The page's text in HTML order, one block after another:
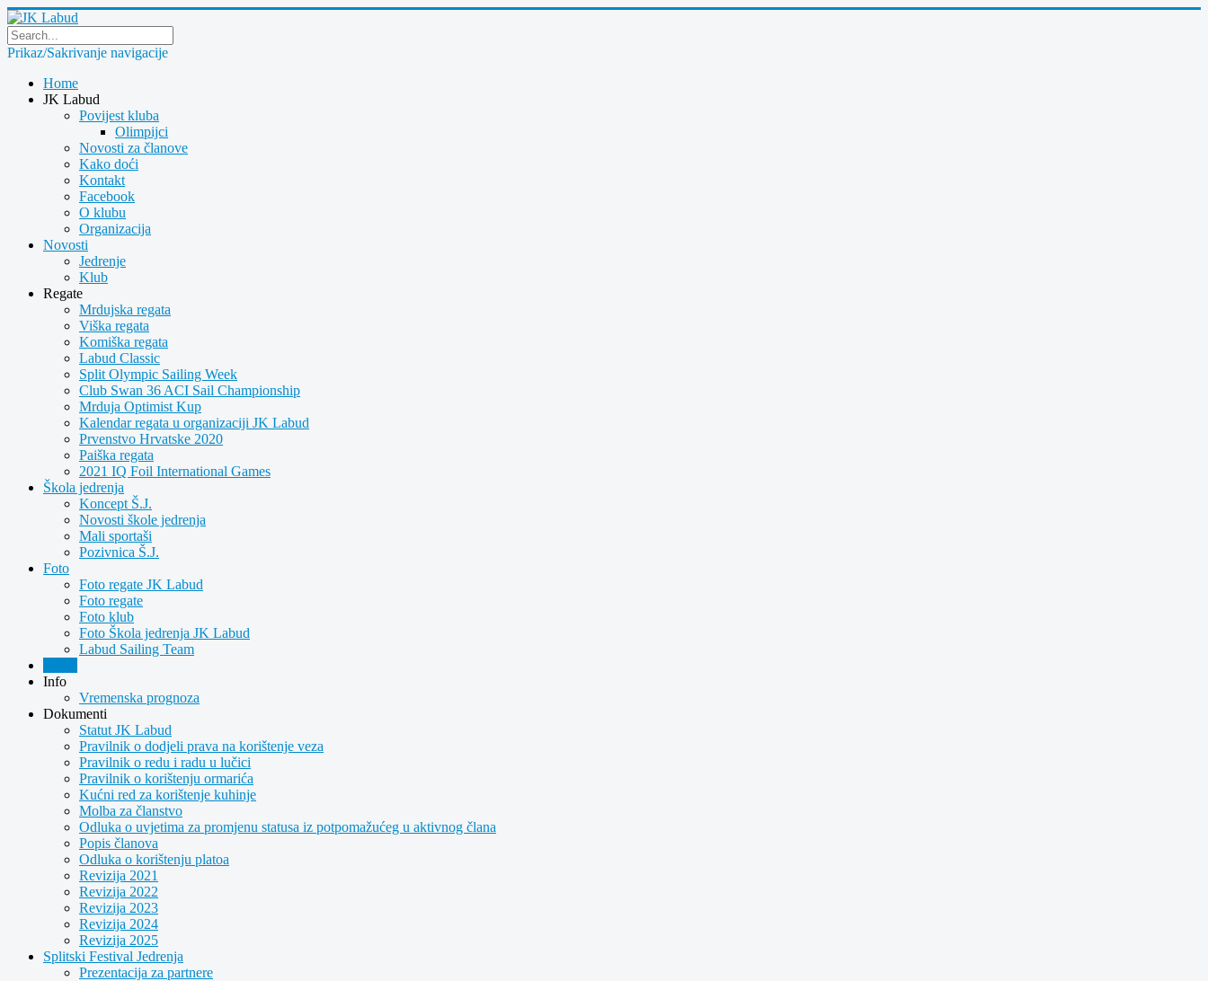
Prikaz/Sakrivanje navigacije
Home
JK Labud
Povijest kluba
Olimpijci
Novosti za članove
Kako doći
Kontakt
Facebook
O klubu
Organizacija
Novosti
Jedrenje
Klub
Regate
Mrdujska regata
Viška regata
Komiška regata
Labud Classic
Split Olympic Sailing Week
Club Swan 36 ACI Sail Championship
Mrduja Optimist Kup
Kalendar regata u organizaciji JK Labud
Prvenstvo Hrvatske 2020
Paiška regata
2021 IQ Foil International Games
Škola jedrenja
Koncept Š.J.
Novosti škole jedrenja
Mali sportaši
Pozivnica Š.J.
Foto
Foto regate JK Labud
Foto regate
Foto klub
Foto Škola jedrenja JK Labud
Labud Sailing Team
Info
Vremenska prognoza
Dokumenti
Statut JK Labud
Pravilnik o dodjeli prava na korištenje veza
Pravilnik o redu i radu u lučici
Pravilnik o korištenju ormarića
Kućni red za korištenje kuhinje
Molba za članstvo
Odluka o uvjetima za promjenu statusa iz potpomažućeg u aktivnog člana
Popis članova
Odluka o korištenju platoa
Revizija 2021
Revizija 2022
Revizija 2023
Revizija 2024
Revizija 2025
Splitski Festival Jedrenja
Prezentacija za partnere